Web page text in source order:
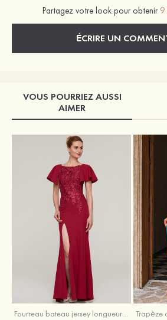
Partagez votre look pour obtenir
ÉCRIRE UN
VOUS POURRIEZ AUSSI
AIMER
Fourreau bateau jersey longueur ras du sol robe de mère de la mariée avec appliqué fendue